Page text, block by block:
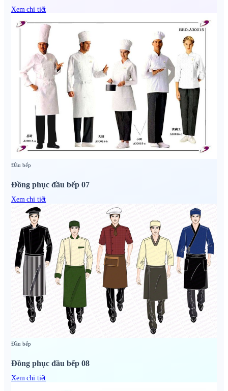
Xem chi tiết
Đầu bếp
Đồng phục đầu bếp 07
Xem chi tiết
Đầu bếp
Đồng phục đầu bếp 08
Xem chi tiết